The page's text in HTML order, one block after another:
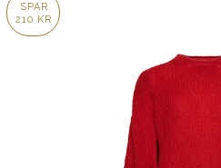
SPAR
210 KR